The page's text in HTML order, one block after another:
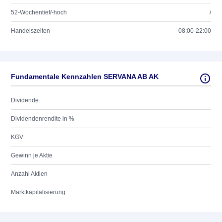
52-Wochentief/-hoch /
Handelszeiten 08:00-22:00
Fundamentale Kennzahlen SERVANA AB AK
Dividende
Dividendenrendite in %
KGV
Gewinn je Aktie
Anzahl Aktien
Marktkapitalisierung